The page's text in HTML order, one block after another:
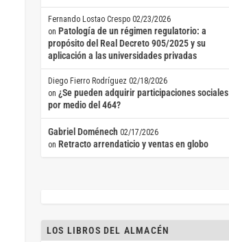
Fernando Lostao Crespo 02/23/2026
on Patología de un régimen regulatorio: a
propósito del Real Decreto 905/2025 y su
aplicación a las universidades privadas
Diego Fierro Rodríguez 02/18/2026
on ¿Se pueden adquirir participaciones sociales
por medio del 464?
Gabriel Doménech 02/17/2026
on Retracto arrendaticio y ventas en globo
LOS LIBROS DEL ALMACÉN